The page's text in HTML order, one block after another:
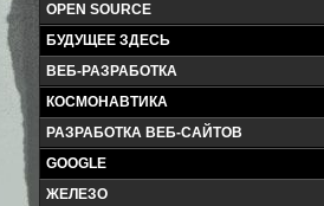
OPEN SOURCE
БУДУЩЕЕ ЗДЕСЬ
ВЕБ-РАЗРАБОТКА
КОСМОНАВТИКА
РАЗРАБОТКА ВЕБ-САЙТОВ
GOOGLE
ЖЕЛЕЗО